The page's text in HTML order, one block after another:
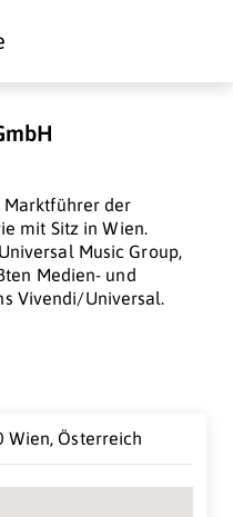
Marktführer der
mit Sitz in Wien.
Music Group,
Medien- und
Vivendi/Universal.
Wien, Österreich